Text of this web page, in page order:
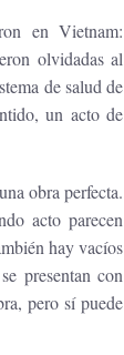
en Vietnam:
olvidadas al
de salud de
un acto de
obra perfecta.
acto parecen
hay vacíos
presentan con
pero sí puede